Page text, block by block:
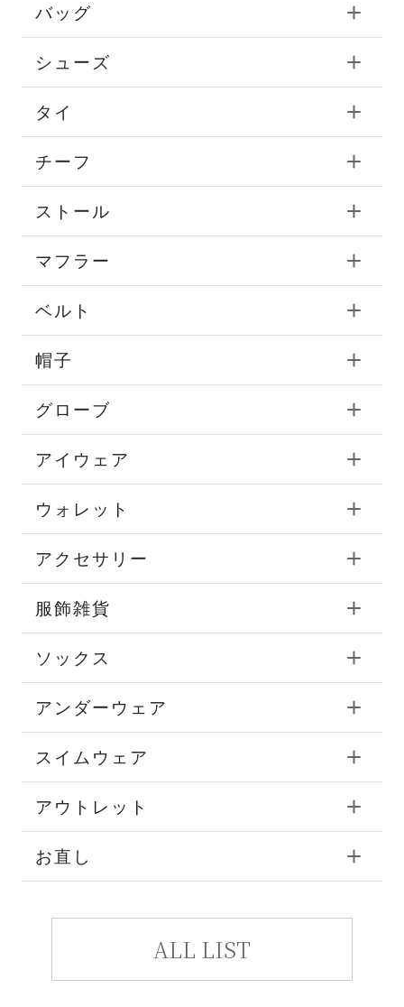
バッグ
シューズ
タイ
チーフ
ストール
マフラー
ベルト
帽子
グローブ
アイウェア
ウォレット
アクセサリー
服飾雑貨
ソックス
アンダーウェア
スイムウェア
アウトレット
お直し
ALL LIST